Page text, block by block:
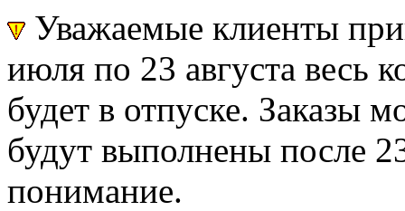
Уважаемые клиенты
июля по 23 августа весь
будет в отпуске. Заказы
будут выполнены после
понимание.